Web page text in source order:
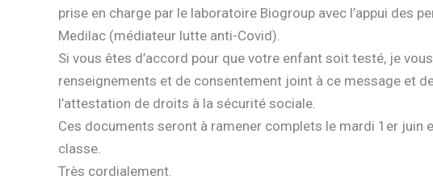
prise en charge par le laboratoire Biogroup avec l’appui des
Medilac (médiateur lutte anti-Covid).
Si vous êtes d’accord pour que votre enfant soit testé, je
renseignements et de consentement joint à ce message et
l’attestation de droits à la sécurité sociale.
Ces documents seront à ramener complets le mardi 1er juin
classe.
Très cordialement.